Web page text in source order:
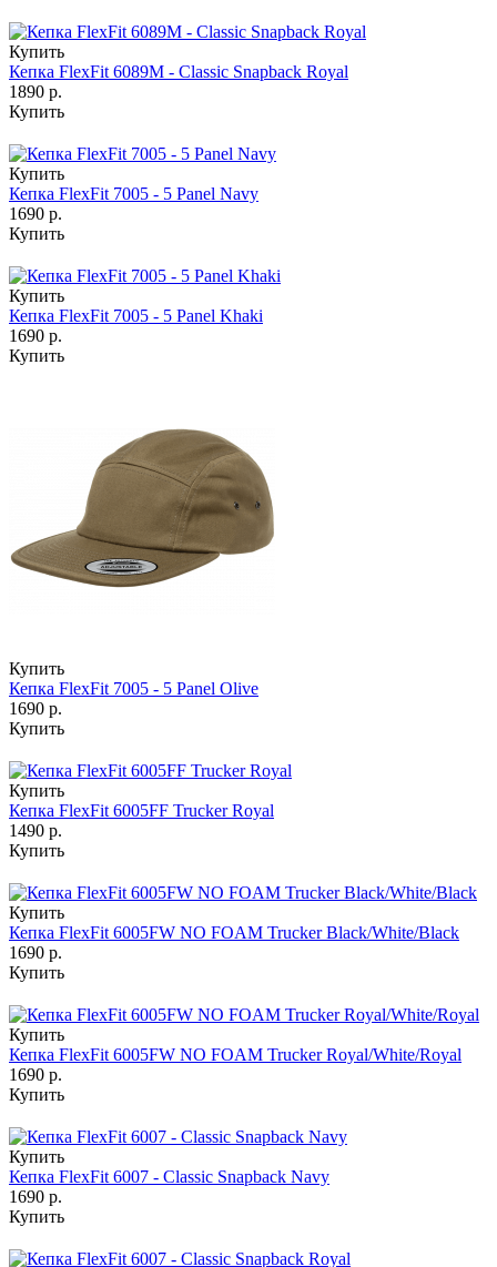
Купить
Кепка FlexFit 6089M - Classic Snapback Royal
1890 р.
Купить
Купить
Кепка FlexFit 7005 - 5 Panel Navy
1690 р.
Купить
Купить
Кепка FlexFit 7005 - 5 Panel Khaki
1690 р.
Купить
Купить
Кепка FlexFit 7005 - 5 Panel Olive
1690 р.
Купить
Купить
Кепка FlexFit 6005FF Trucker Royal
1490 р.
Купить
Купить
Кепка FlexFit 6005FW NO FOAM Trucker Black/White/Black
1690 р.
Купить
Купить
Кепка FlexFit 6005FW NO FOAM Trucker Royal/White/Royal
1690 р.
Купить
Купить
Кепка FlexFit 6007 - Classic Snapback Navy
1690 р.
Купить